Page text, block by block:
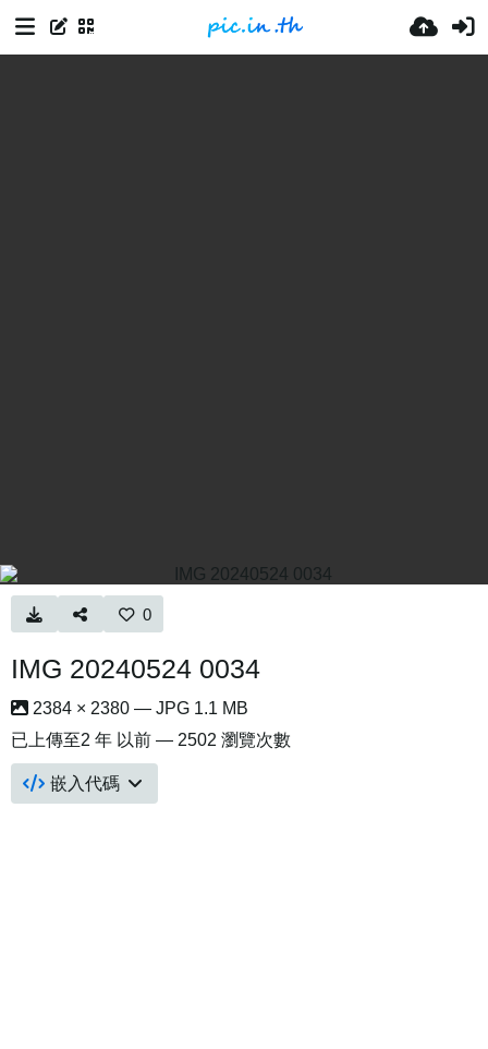
0
IMG 20240524 0034
2384 × 2380 — JPG 1.1 MB
已上傳至2 年 以前 — 2502 瀏覽次數
嵌入代碼